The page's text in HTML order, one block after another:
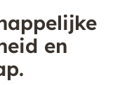
en